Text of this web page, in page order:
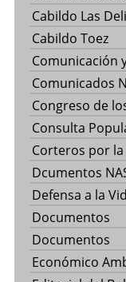
Cabildo Las
Cabildo Toez
Comunicación
Comunicados
Congreso de
Consulta
Corteros por
Dcumentos
Defensa a la
Documentos
Documentos
Económico